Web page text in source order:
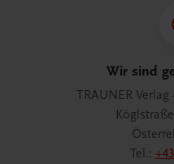
Wir sind
TRAUNER
Tel.: